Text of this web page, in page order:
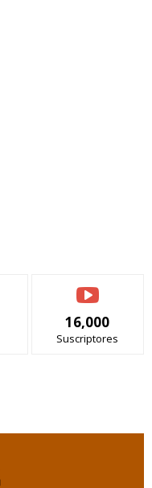
16,000
Suscriptores